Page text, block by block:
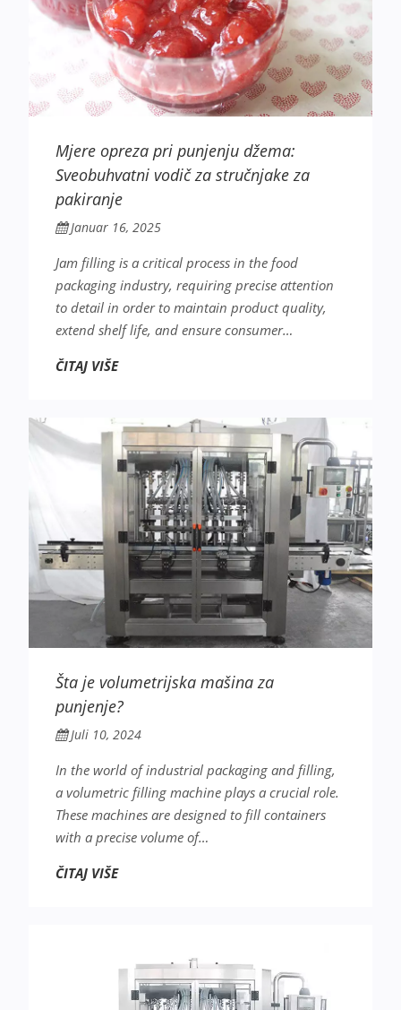
Mjere opreza pri punjenju džema:
Sveobuhvatni vodič za stručnjake za
pakiranje
Januar 16, 2025
Jam filling is a critical process in the food
packaging industry, requiring precise attention
to detail in order to maintain product quality,
extend shelf life, and ensure consumer…
ČITAJ VIŠE
Šta je volumetrijska mašina za
punjenje?
Juli 10, 2024
In the world of industrial packaging and filling,
a volumetric filling machine plays a crucial role.
These machines are designed to fill containers
with a precise volume of…
ČITAJ VIŠE